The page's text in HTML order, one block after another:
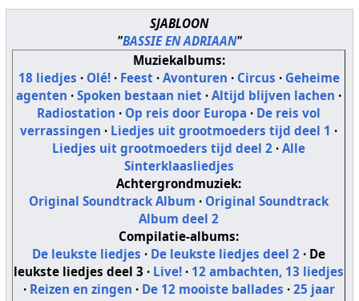
SJABLOON
"BASSIE EN ADRIAAN"
Muziekalbums:
18 liedjes · Olé!· Feest · Avonturen · Circus · Geheime
agenten ·Spoken bestaan niet ·Altijd blijven lachen ·
Radiostation · Op reis door Europa · De reis vol
verrassingen· Liedjes uit grootmoeders tijd deel 1 ·
Liedjes uit grootmoeders tijd deel 2 ·Alle
Sinterklaasliedjes
Achtergrondmuziek:
Original Soundtrack Album · Original Soundtrack
Album deel 2
Compilatie-albums:
De leukste liedjes · De leukste liedjes deel 2 · De
leukste liedjes deel 3 · Live! · 12 ambachten, 13 liedjes
· Reizen en zingen · De 12 mooiste ballades · 25 jaar